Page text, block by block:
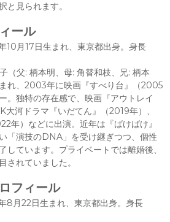
と見られます。
ール
10月17日生まれ、東京都出身。身長
（父: 柄本明、母: 角替和枝、兄: 柄本
れ、2003年に映画『すべり台』（2005
。独特の存在感で、映画『アウトレイ
河ドラマ『いだてん』（2019年）、
年）などに出演。近年は『ばけばけ』
「演技のDNA」を受け継ぎつつ、個性
しています。プライベートでは離婚後、
されていました。
フィール
8月22日生まれ、東京都出身。身長